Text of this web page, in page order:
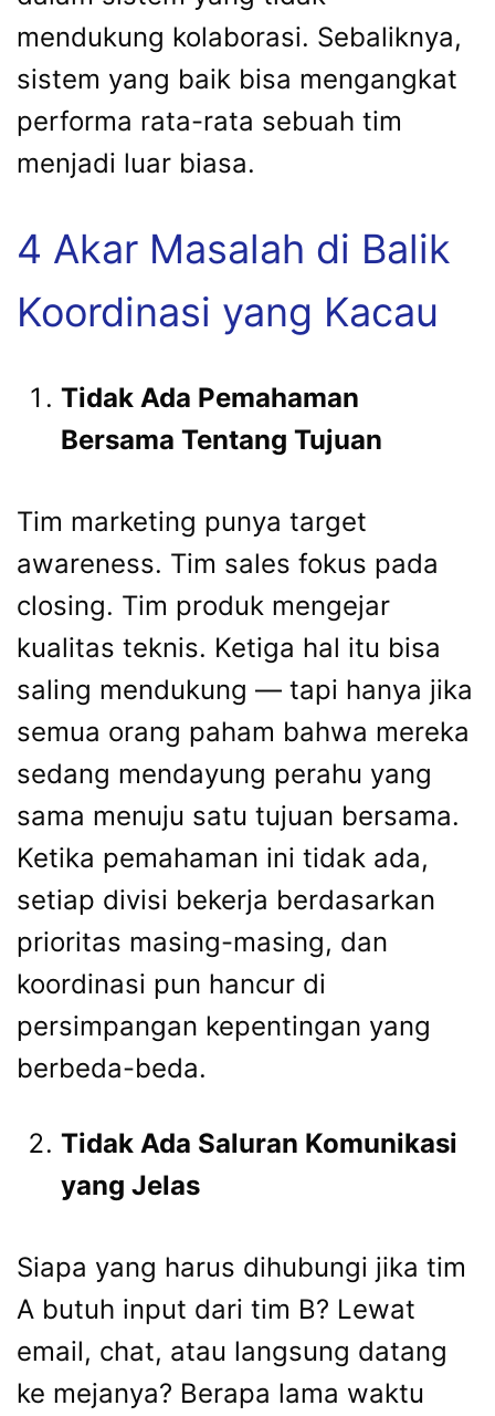
mendukung kolaborasi. Sebaliknya,
sistem yang baik bisa mengangkat
performa rata-rata sebuah tim
menjadi luar biasa.
4 Akar Masalah di Balik
Koordinasi yang Kacau
Tidak Ada Pemahaman
Bersama Tentang Tujuan
Tim marketing punya target
awareness. Tim sales fokus pada
closing. Tim produk mengejar
kualitas teknis. Ketiga hal itu bisa
saling mendukung — tapi hanya jika
semua orang paham bahwa mereka
sedang mendayung perahu yang
sama menuju satu tujuan bersama.
Ketika pemahaman ini tidak ada,
setiap divisi bekerja berdasarkan
prioritas masing-masing, dan
koordinasi pun hancur di
persimpangan kepentingan yang
berbeda-beda.
Tidak Ada Saluran Komunikasi
yang Jelas
Siapa yang harus dihubungi jika tim
A butuh input dari tim B? Lewat
email, chat, atau langsung datang
ke mejanya? Berapa lama waktu